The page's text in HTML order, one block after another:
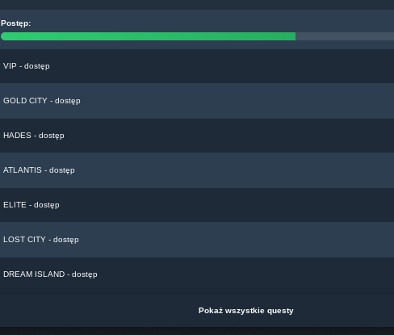
Postęp:
VIP - dostęp
GOLD CITY - dostęp
HADES - dostęp
ATLANTIS - dostęp
ELITE - dostęp
LOST CITY - dostęp
DREAM ISLAND - dostęp
Pokaż wszystkie questy